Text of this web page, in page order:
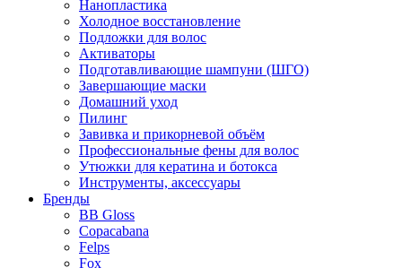
Нанопластика
Холодное восстановление
Подложки для волос
Активаторы
Подготавливающие шампуни (ШГО)
Завершающие маски
Домашний уход
Пилинг
Завивка и прикорневой объём
Профессиональные фены для волос
Утюжки для кератина и ботокса
Инструменты, аксессуары
Бренды
BB Gloss
Copacabana
Felps
Fox